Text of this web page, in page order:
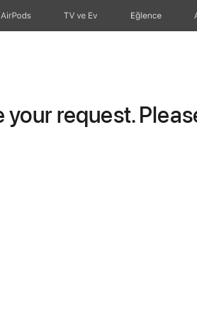
AirPods TV ve Ev Eğlence
request.